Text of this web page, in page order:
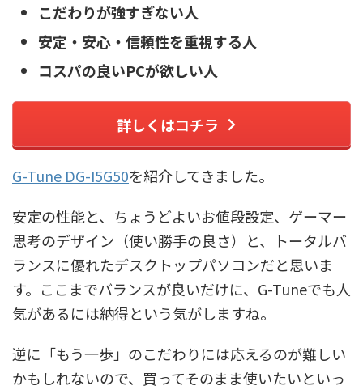
こだわりが強すぎない人
安定・安心・信頼性を重視する人
コスパの良いPCが欲しい人
詳しくはコチラ
G-Tune DG-I5G50を紹介してきました。
安定の性能と、ちょうどよいお値段設定、ゲーマー
思考のデザイン（使い勝手の良さ）と、トータルバ
ランスに優れたデスクトップパソコンだと思いま
す。ここまでバランスが良いだけに、G-Tuneでも人
気があるには納得という気がしますね。
逆に「もう一歩」のこだわりには応えるのが難しい
かもしれないので、買ってそのまま使いたいといっ